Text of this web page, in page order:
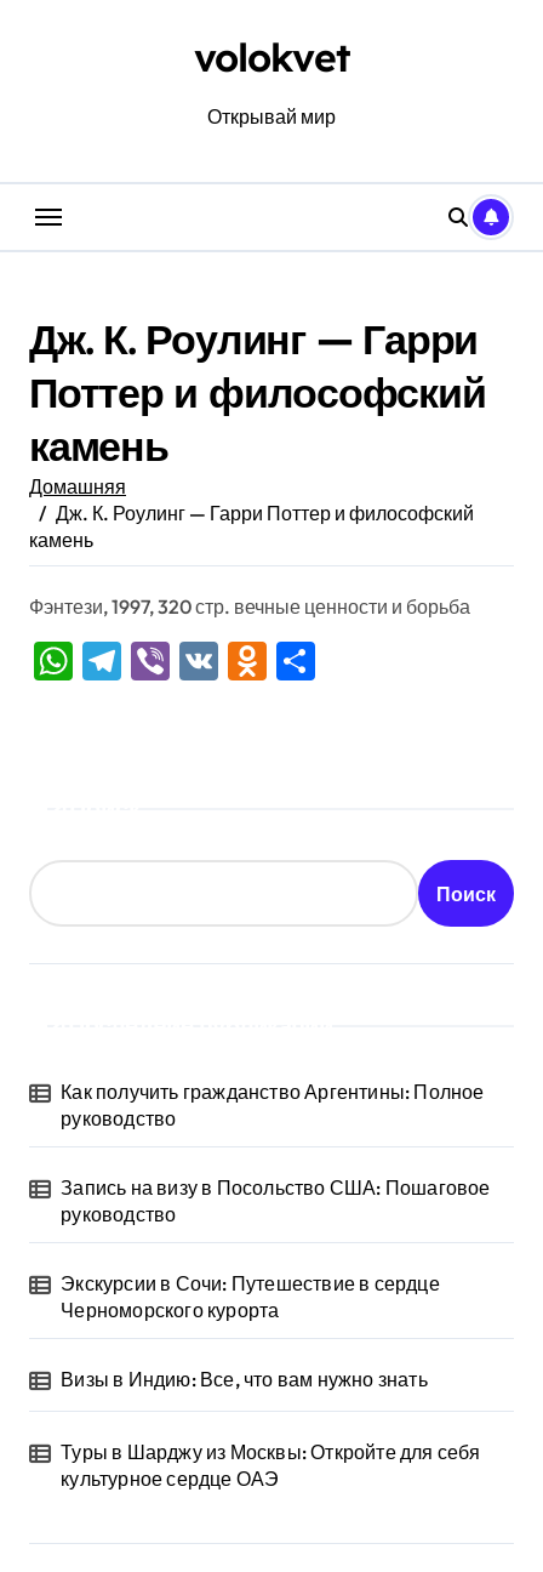
volokvet
Открывай мир
Дж. К. Роулинг — Гарри
Поттер и философский
камень
Домашняя
Дж. К. Роулинг — Гарри Поттер и философский
камень
Фэнтези, 1997, 320 стр. вечные ценности и борьба
WhatsApp
Telegram
Viber
VK Odnoklassniki
Поиск
Как получить гражданство Аргентины: Полное
руководство
Запись на визу в Посольство США: Пошаговое
руководство
Экскурсии в Сочи: Путешествие в сердце
Черноморского курорта
Визы в Индию: Все, что вам нужно знать
Туры в Шарджу из Москвы: Откройте для себя
культурное сердце ОАЭ